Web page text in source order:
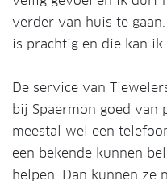
verder van huis te
is prachtig en die kan ik
De service van
bij Spaermon goed van
meestal wel een
een bekende kunnen
helpen. Dan kunnen ze